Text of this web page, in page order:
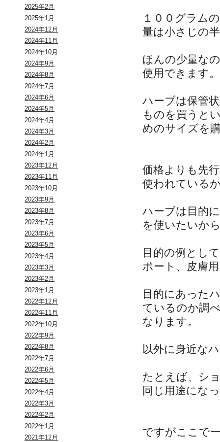
2025年2月
2025年1月
2024年12月
2024年11月
2024年10月
2024年9月
2024年8月
2024年7月
2024年6月
2024年5月
2024年4月
2024年3月
2024年2月
2024年1月
2023年12月
2023年11月
2023年10月
2023年9月
2023年8月
2023年7月
2023年6月
2023年5月
2023年4月
2023年3月
2023年2月
2023年1月
2022年12月
2022年11月
2022年10月
2022年9月
2022年8月
2022年7月
2022年6月
2022年5月
2022年4月
2022年3月
2022年2月
2022年1月
2021年12月
１００グラム
量は小さじの
ほんの少量な
使用できます。
ハーブは保管
ものを買うと
めのサイズを
価格よりも先
使われている
ハーブは目的
を使いたいか
目的の例とし
ポート、皮膚
目的にあった
ているのか調
なります。
以外に身近な
たとえば、シ
同じ用途にな
ですがここで